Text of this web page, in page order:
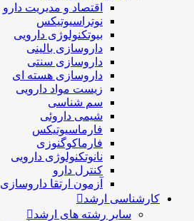
اقتصاد و مديريت دارو
نوتراسیوتیکس
بيوتكنولوژی دارویی
داروسازی بالينی
داروسازی سنتی
داروسازی هسته ای
زیست مواد دارویی
سم شناسی
شيمی داروئی
فارماسيوتيكس
فارماكوگنوزی
نانوتکنولوژی دارویی
كنترل دارو
آزمون ارتقا داروسازی
کارشناسی ارشد
سایر رشته های ارشد